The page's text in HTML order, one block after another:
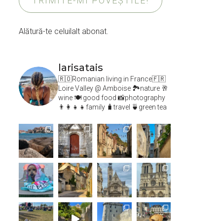
Alătură-te celuilalt abonat.
larisatais
🇷🇴Romanian living in France🇫🇷
Loire Valley @ Amboise 🏞️nature 🥂
wine 🍽 good food 📸photography
👨‍👩‍👧‍👧family 🧳travel 🍵green tea